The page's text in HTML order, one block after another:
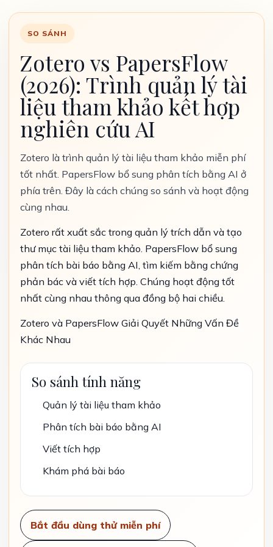
SO SÁNH
Zotero vs PapersFlow
(2026): Trình quản lý tài
liệu tham khảo kết hợp
nghiên cứu AI
Zotero là trình quản lý tài liệu tham khảo miễn phí
tốt nhất. PapersFlow bổ sung phân tích bằng AI ở
phía trên. Đây là cách chúng so sánh và hoạt động
cùng nhau.
Zotero rất xuất sắc trong quản lý trích dẫn và tạo
thư mục tài liệu tham khảo. PapersFlow bổ sung
phân tích bài báo bằng AI, tìm kiếm bằng chứng
phản bác và viết tích hợp. Chúng hoạt động tốt
nhất cùng nhau thông qua đồng bộ hai chiều.
Zotero và PapersFlow Giải Quyết Những Vấn Đề
Khác Nhau
So sánh tính năng
Quản lý tài liệu tham khảo
Phân tích bài báo bằng AI
Viết tích hợp
Khám phá bài báo
Bắt đầu dùng thử miễn phí